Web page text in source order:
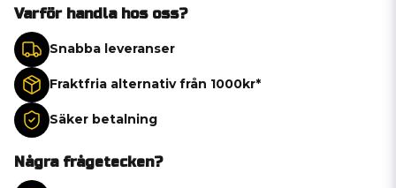
Varför handla hos oss?
Snabba leveranser
Fraktfria alternativ från 1000kr*
Säker betalning
Några frågetecken?